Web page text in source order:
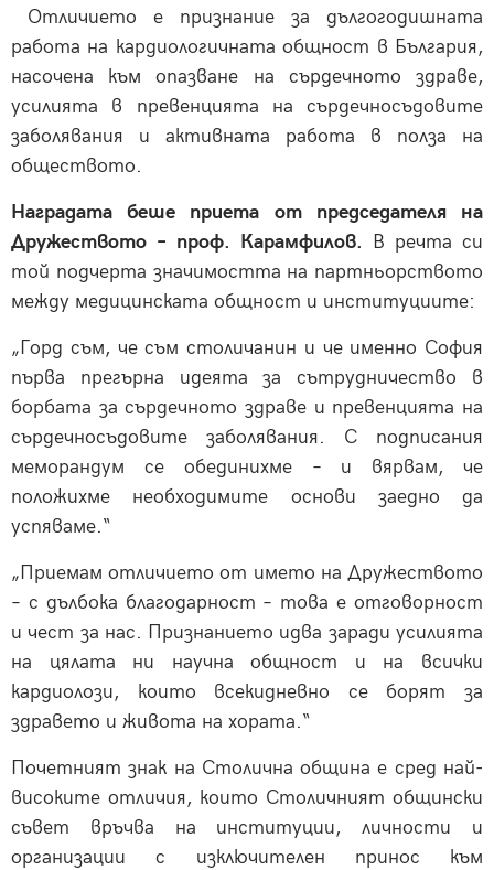
Отличието е признание за дългогодишната
работа на кардиологичната общност в България,
насочена към опазване на сърдечното здраве,
усилията в превенцията на сърдечносъдовите
заболявания и активната работа в полза на
обществото.
Наградата беше приета от председателя на
Дружеството – проф. Карамфилов. В речта си
той подчерта значимостта на партньорството
между медицинската общност и институциите:
„Горд съм, че съм столичанин и че именно София
първа прегърна идеята за сътрудничество в
борбата за сърдечното здраве и превенцията на
сърдечносъдовите заболявания. С подписания
меморандум се обединихме – и вярвам, че
положихме необходимите основи заедно да
успяваме.“
„Приемам отличието от името на Дружеството
– с дълбока благодарност – това е отговорност
и чест за нас. Признанието идва заради усилията
на цялата ни научна общност и на всички
кардиолози, които всекидневно се борят за
здравето и живота на хората.“
Почетният знак на Столична община е сред най-
високите отличия, които Столичният общински
съвет връчва на институции, личности и
организации с изключителен принос към